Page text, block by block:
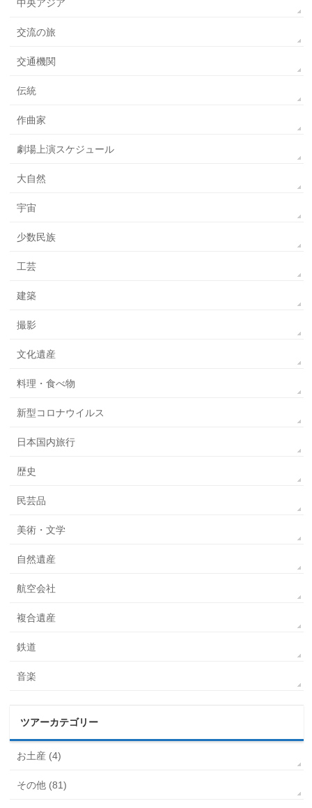
中央アジア
交流の旅
交通機関
伝統
作曲家
劇場上演スケジュール
大自然
宇宙
少数民族
工芸
建築
撮影
文化遺産
料理・食べ物
新型コロナウイルス
日本国内旅行
歴史
民芸品
美術・文学
自然遺産
航空会社
複合遺産
鉄道
音楽
ツアーカテゴリー
お土産 (4)
その他 (81)